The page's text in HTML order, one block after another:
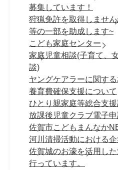
募集しています！
狩猟免許を取得しませ
等の一部を助成します~
こども家庭センター
家庭児童相談(子育て、
談)
ヤングケアラーに関す
養育費確保支援について
ひとり親家庭等総合支
放課後児童クラブ電子
佐賀市こどもまんなか
河川清掃活動における
佐賀城のお濠を活用し
行っています。